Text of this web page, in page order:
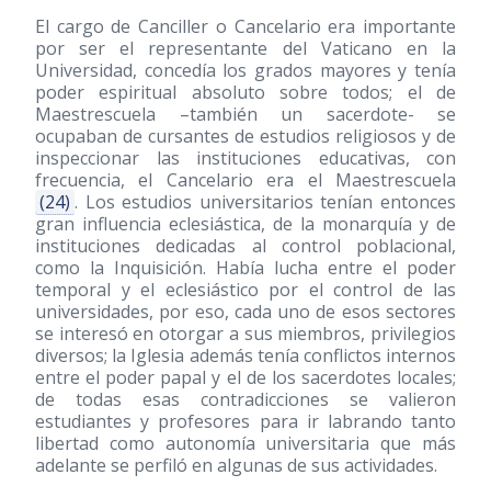
El cargo de Canciller o Cancelario era importante
por ser el representante del Vaticano en la
Universidad, concedía los grados mayores y tenía
poder espiritual absoluto sobre todos; el de
Maestrescuela –también un sacerdote- se
ocupaban de cursantes de estudios religiosos y de
inspeccionar las instituciones educativas, con
frecuencia, el Cancelario era el Maestrescuela
(24) . Los estudios universitarios tenían entonces
gran influencia eclesiástica, de la monarquía y de
instituciones dedicadas al control poblacional,
como la Inquisición. Había lucha entre el poder
temporal y el eclesiástico por el control de las
universidades, por eso, cada uno de esos sectores
se interesó en otorgar a sus miembros, privilegios
diversos; la Iglesia además tenía conflictos internos
entre el poder papal y el de los sacerdotes locales;
de todas esas contradicciones se valieron
estudiantes y profesores para ir labrando tanto
libertad como autonomía universitaria que más
adelante se perfiló en algunas de sus actividades.